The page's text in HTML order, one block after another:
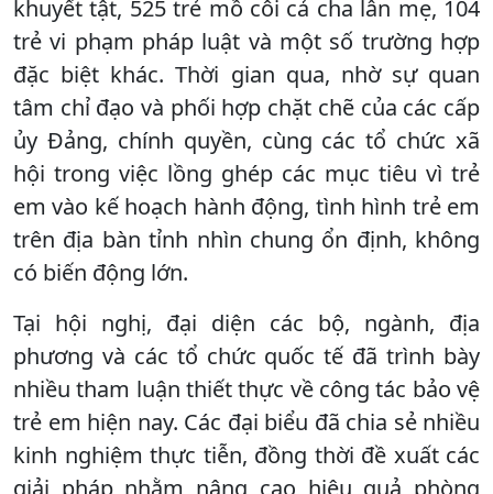
khuyết tật, 525 trẻ mồ côi cả cha lẫn mẹ, 104
trẻ vi phạm pháp luật và một số trường hợp
đặc biệt khác. Thời gian qua, nhờ sự quan
tâm chỉ đạo và phối hợp chặt chẽ của các cấp
ủy Đảng, chính quyền, cùng các tổ chức xã
hội trong việc lồng ghép các mục tiêu vì trẻ
em vào kế hoạch hành động, tình hình trẻ em
trên địa bàn tỉnh nhìn chung ổn định, không
có biến động lớn.
Tại hội nghị, đại diện các bộ, ngành, địa
phương và các tổ chức quốc tế đã trình bày
nhiều tham luận thiết thực về công tác bảo vệ
trẻ em hiện nay. Các đại biểu đã chia sẻ nhiều
kinh nghiệm thực tiễn, đồng thời đề xuất các
giải pháp nhằm nâng cao hiệu quả phòng